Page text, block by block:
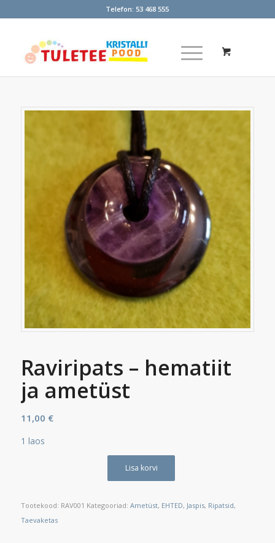
Telefon: 53 468 555
Raviripats – hematiit
ja ametüst
11,00 €
1 laos
Lisa korvi
Tootekood: RAV001 Kategooriad: Ametüst, EHTED, Jaspis, Ripatsid,
Taevaketas